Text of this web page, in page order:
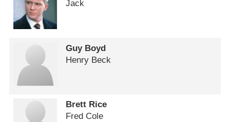
Jack
Guy Boyd
Henry Beck
Brett Rice
Fred Cole